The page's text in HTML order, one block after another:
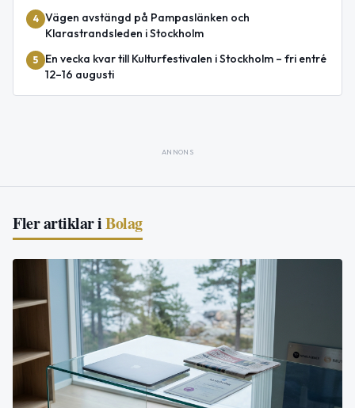
4 Vägen avstängd på Pampaslänken och
Klarastrandsleden i Stockholm
5
En vecka kvar till Kulturfestivalen i Stockholm – fri entré
12–16 augusti
ANNONS
Fler artiklar iBolag